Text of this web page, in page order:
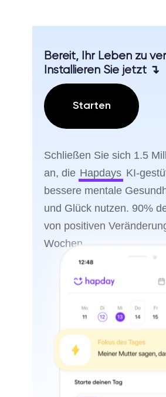
Bereit, Ihr Leben zu
Installieren Sie jetzt ↴
Starten
Schließen Sie sich 1.5
an, die Hapdays KI-
bessere mentale
und Glück nutzen. 90%
von positiven
Wochen.